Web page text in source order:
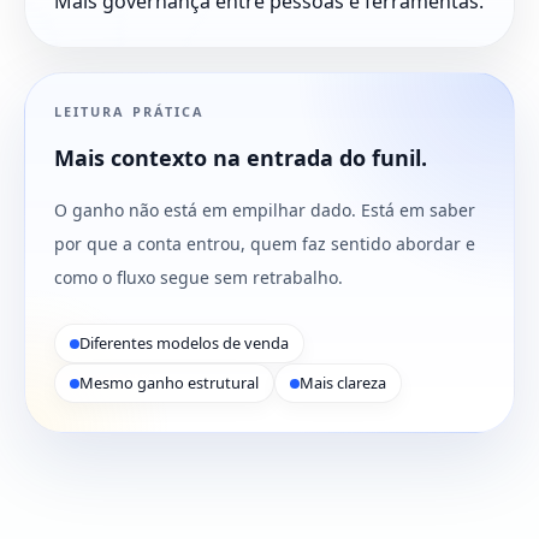
LEITURA PRÁTICA
Mais contexto na entrada do funil.
O ganho não está em empilhar dado. Está em saber
por que a conta entrou, quem faz sentido abordar e
como o fluxo segue sem retrabalho.
Diferentes modelos de venda
Mesmo ganho estrutural
Mais clareza